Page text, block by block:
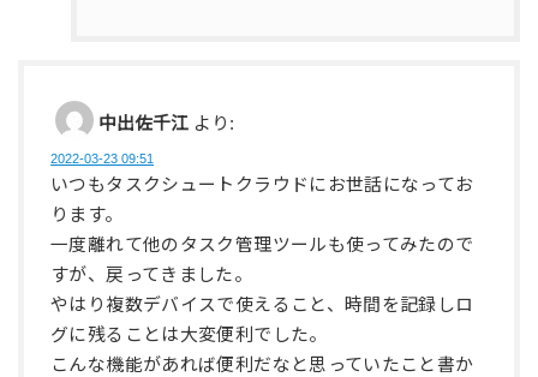
中出佐千江 より:
2022-03-23 09:51
いつもタスクシュートクラウドにお世話になってお
ります。
一度離れて他のタスク管理ツールも使ってみたので
すが、戻ってきました。
やはり複数デバイスで使えること、時間を記録しロ
グに残ることは大変便利でした。
こんな機能があれば便利だなと思っていたこと書か